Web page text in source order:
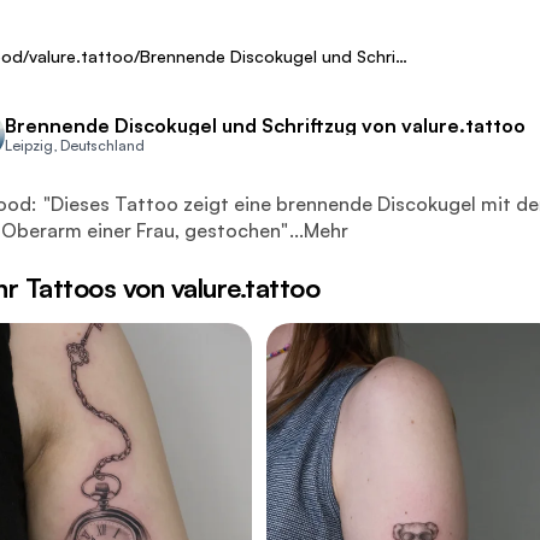
/valure.tattoo/ Brennende Discokugel und Schriftzug
Brennende Discokugel und Schriftzug von valure.tattoo
Leipzig, Deutschland
Tattoo zeigt eine brennende Discokugel mit dem
"Dieses Tattoo zeigt eine brennende Discokugel mit
einer Frau, gestochen"...Mehr
Tattoos von valure.tattoo